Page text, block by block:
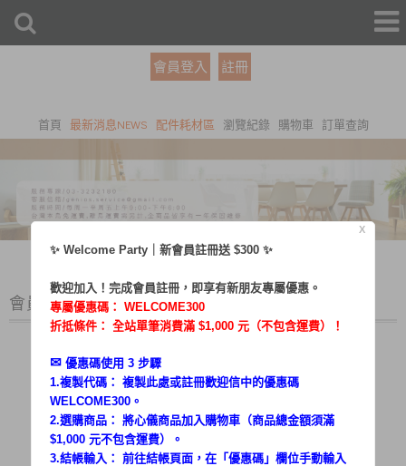
會員登入 註冊
首頁 最新消息NEWS 配件耗材區 瀏覽紀錄 購物車 訂單查詢
會員登入
帳號：
密碼：
X
✨ Welcome Party｜新會員註冊送 $300 ✨
歡迎加入！完成會員註冊，即享有新朋友專屬優惠。
專屬優惠碼： WELCOME300
折抵條件： 全站單筆消費滿 $1,000 元（不包含運費）！
✉︎ 優惠碼使用 3 步驟
1.複製代碼： 複製此處或註冊歡迎信中的優惠碼
WELCOME300。
2.選購商品： 將心儀商品加入購物車（商品總金額須滿
$1,000 元不包含運費）。
3.結帳輸入： 前往結帳頁面，在「優惠碼 」欄位手動輸入